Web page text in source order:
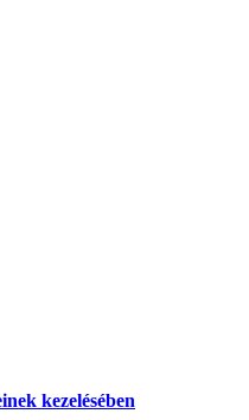
kezelésében